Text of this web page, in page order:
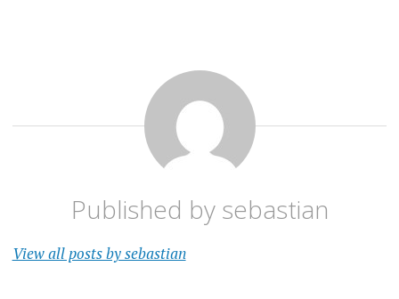
Published by sebastian
View all posts by sebastian